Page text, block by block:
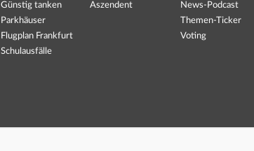
Günstig tanken
Parkhäuser
Flugplan Frankfurt
Schulausfälle
Aszendent
News-Podcast
Themen-Ticker
Voting